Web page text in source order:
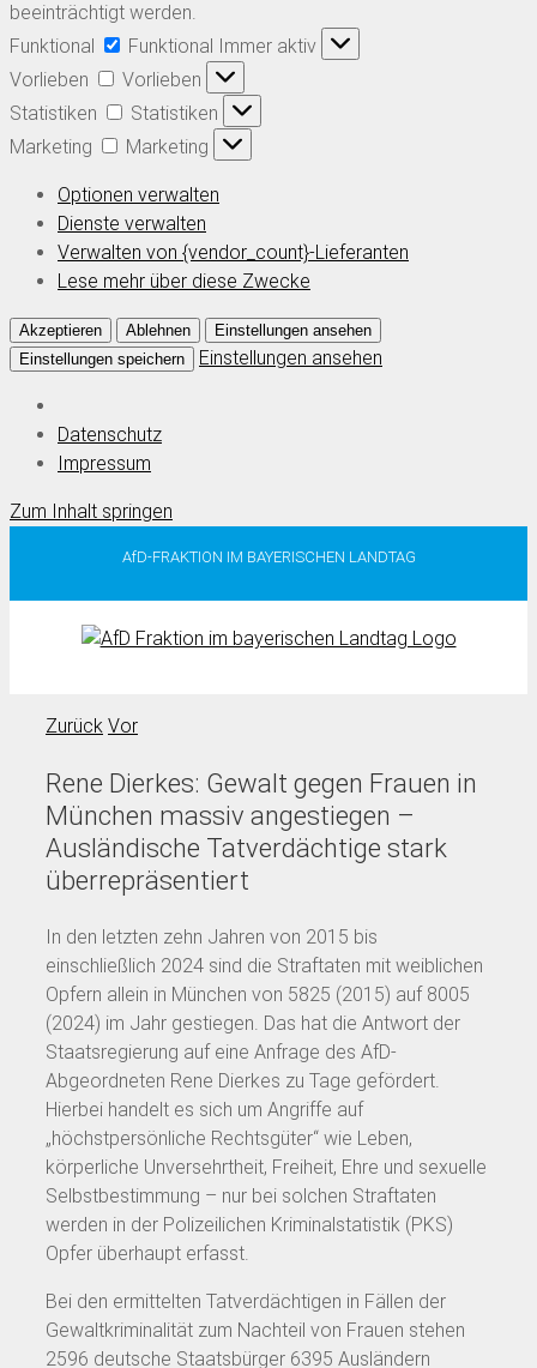
beeinträchtigt werden.
Funktional
Funktional
Immer aktiv
Vorlieben
Vorlieben
Statistiken
Statistiken
Marketing
Marketing
Optionen verwalten
Dienste verwalten
Verwalten von {vendor_count}-Lieferanten
Lese mehr über diese Zwecke
Akzeptieren Ablehnen
Einstellungen ansehen
Einstellungen speichern
Einstellungen ansehen
Datenschutz
Impressum
Zum Inhalt springen
AfD-FRAKTION IM BAYERISCHEN LANDTAG
Zurück Vor
Rene Dierkes: Gewalt gegen Frauen in
München massiv angestiegen –
Ausländische Tatverdächtige stark
überrepräsentiert
In den letzten zehn Jahren von 2015 bis
einschließlich 2024 sind die Straftaten mit weiblichen
Opfern allein in München von 5825 (2015) auf 8005
(2024) im Jahr gestiegen. Das hat die Antwort der
Staatsregierung auf eine Anfrage des AfD-
Abgeordneten Rene Dierkes zu Tage gefördert.
Hierbei handelt es sich um Angriffe auf
„höchstpersönliche Rechtsgüter“ wie Leben,
körperliche Unversehrtheit, Freiheit, Ehre und sexuelle
Selbstbestimmung – nur bei solchen Straftaten
werden in der Polizeilichen Kriminalstatistik (PKS)
Opfer überhaupt erfasst.
Bei den ermittelten Tatverdächtigen in Fällen der
Gewaltkriminalität zum Nachteil von Frauen stehen
2596 deutsche Staatsbürger 6395 Ausländern